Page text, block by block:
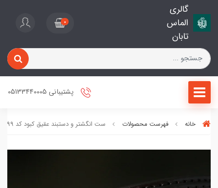
گالری
الماس
تابان
0
پشتیبانی 05133440005
خانه فهرست محصولات ست انگشتر و دستبند عقیق کبود کد 1099